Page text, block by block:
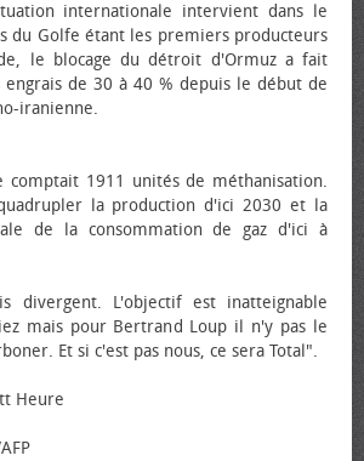
internationale intervient dans le
du Golfe étant les premiers producteurs
le blocage du détroit d'Ormuz a fait
de 30 à 40 % depuis le début de
iranienne.
comptait 1911 unités de méthanisation.
la production d'ici 2030 et la
de la consommation de gaz d'ici à
divergent. L'objectif est inatteignable
mais pour Bertrand Loup il n'y pas le
Et si c'est pas nous, ce sera Total".
Heure